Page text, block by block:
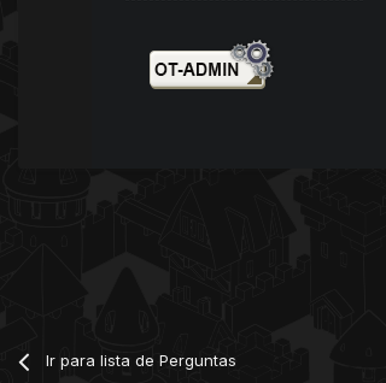
Ir para lista de Perguntas